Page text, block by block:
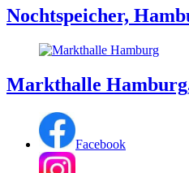
Nochtspeicher,
Markthalle
Facebook